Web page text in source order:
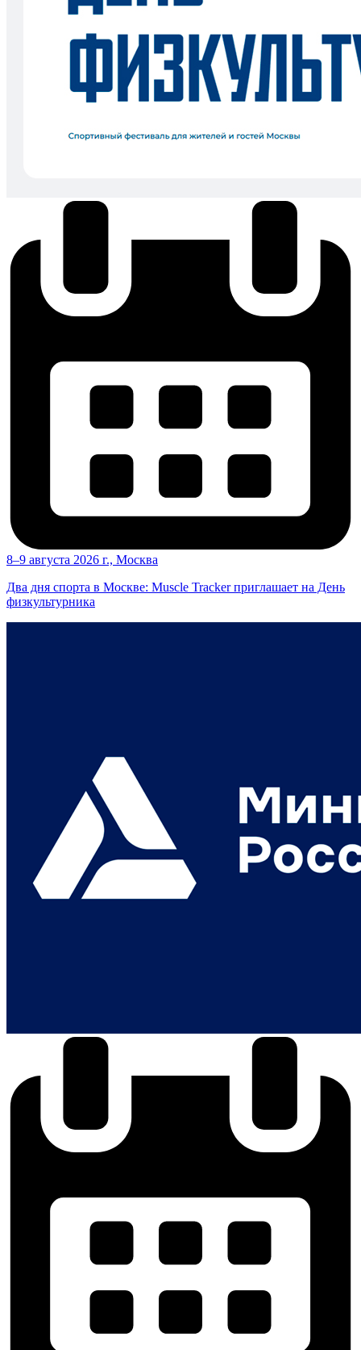
8–9 августа 2026 г., Москва
Два дня спорта в Москве: Muscle Tracker приглашает на День
физкультурника